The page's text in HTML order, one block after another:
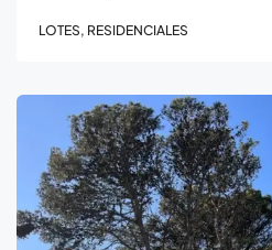
LOTES, RESIDENCIALES